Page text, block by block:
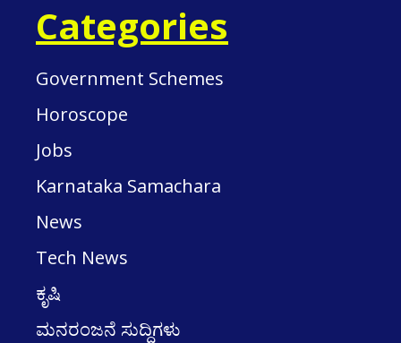
Categories
Government Schemes
Horoscope
Jobs
Karnataka Samachara
News
Tech News
ಕೃಷಿ
ಮನರಂಜನೆ ಸುದ್ದಿಗಳು